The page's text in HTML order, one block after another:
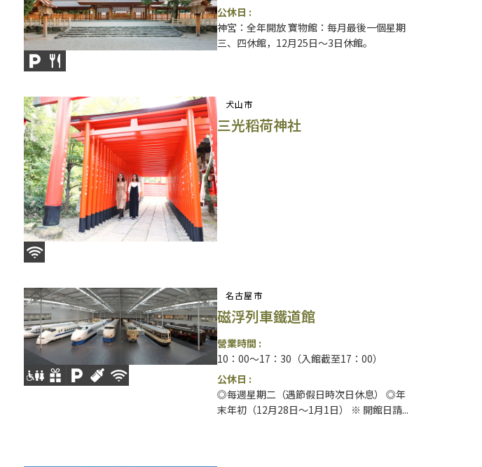
公休日 :
神宮：全年開放 寶物館：每月最後一個星期
三、四休館，12月25日～3日休館。
犬山市
三光稻荷神社
名古屋市
磁浮列車鐵道館
營業時間 :
10：00～17：30（入館截至17：00）
公休日 :
◎每週星期二（遇節假日時次日休息） ◎年
末年初（12月28日～1月1日） ※ 開館日請...